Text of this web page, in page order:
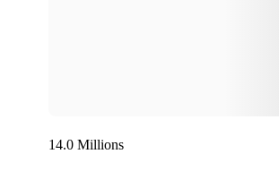
14.0 Millions